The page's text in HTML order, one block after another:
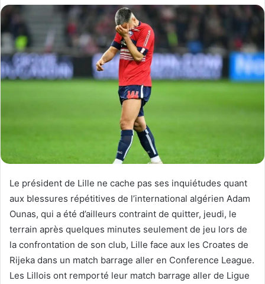
Le président de Lille ne cache pas ses inquiétudes quant
aux blessures répétitives de l’international algérien Adam
Ounas, qui a été d’ailleurs contraint de quitter, jeudi, le
terrain après quelques minutes seulement de jeu lors de
la confrontation de son club, Lille face aux les Croates de
Rijeka dans un match barrage aller en Conference League.
Les Lillois ont remporté leur match barrage aller de Ligue